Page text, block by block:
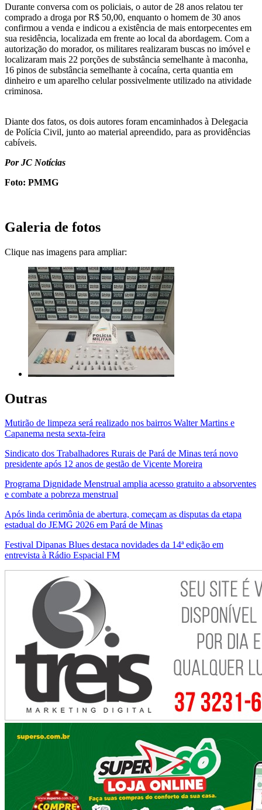
Durante conversa com os policiais, o autor de 28 anos relatou ter
comprado a droga por R$ 50,00, enquanto o homem de 30 anos
confirmou a venda e indicou a existência de mais entorpecentes em
sua residência, localizada em frente ao local da abordagem. Com a
autorização do morador, os militares realizaram buscas no imóvel e
localizaram mais 22 porções de substância semelhante à maconha,
16 pinos de substância semelhante à cocaína, certa quantia em
dinheiro e um aparelho celular possivelmente utilizado na atividade
criminosa.
Diante dos fatos, os dois autores foram encaminhados à Delegacia
de Polícia Civil, junto ao material apreendido, para as providências
cabíveis.
Por JC Notícias
Foto: PMMG
Galeria de fotos
Clique nas imagens para ampliar:
Outras
Mutirão de limpeza será realizado nos bairros Walter Martins e
Capanema nesta sexta-feira
Sindicato dos Trabalhadores Rurais de Pará de Minas terá novo
presidente após 12 anos de gestão de Vicente Moreira
Programa Dignidade Menstrual amplia acesso gratuito a absorventes
e combate a pobreza menstrual
Após linda cerimônia de abertura, começam as disputas da etapa
estadual do JEMG 2026 em Pará de Minas
Festival Dipanas Blues destaca novidades da 14ª edição em
entrevista à Rádio Espacial FM